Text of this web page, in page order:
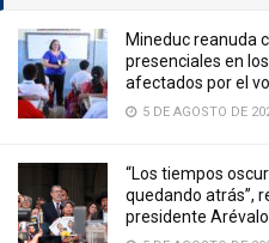
Mineduc reanuda
presenciales en
afectados por el
5 DE AGOSTO DE
“Los tiempos
quedando atrás”,
presidente Arévalo